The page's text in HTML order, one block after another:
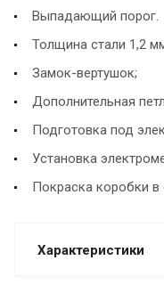
Выпадающий порог.
Толщина стали 1,2
Замок-вертушок;
Дополнительная
Подготовка под
Установка
Покраска коробки в
Характеристики